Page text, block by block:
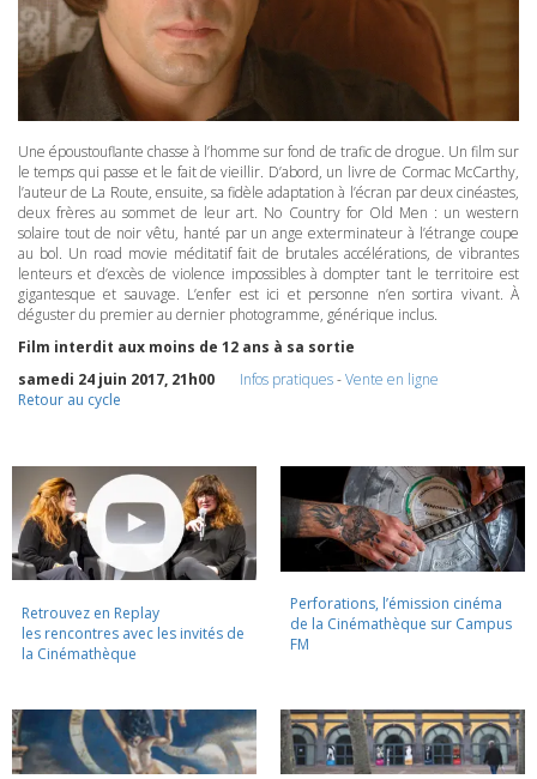
Une époustouflante chasse à l’homme sur fond de trafic de drogue. Un film sur
le temps qui passe et le fait de vieillir. D’abord, un livre de Cormac McCarthy,
l’auteur de La Route, ensuite, sa fidèle adaptation à l’écran par deux cinéastes,
deux frères au sommet de leur art. No Country for Old Men : un western
solaire tout de noir vêtu, hanté par un ange exterminateur à l’étrange coupe
au bol. Un road movie méditatif fait de brutales accélérations, de vibrantes
lenteurs et d’excès de violence impossibles à dompter tant le territoire est
gigantesque et sauvage. L’enfer est ici et personne n’en sortira vivant. À
déguster du premier au dernier photogramme, générique inclus.
Film interdit aux moins de 12 ans à sa sortie
samedi 24 juin 2017, 21h00
Infos pratiques-Vente en ligne
Retour au cycle
Retrouvez en Replay
les rencontres avec les invités de
la Cinémathèque
Perforations, l’émission cinéma
de la Cinémathèque sur Campus
FM